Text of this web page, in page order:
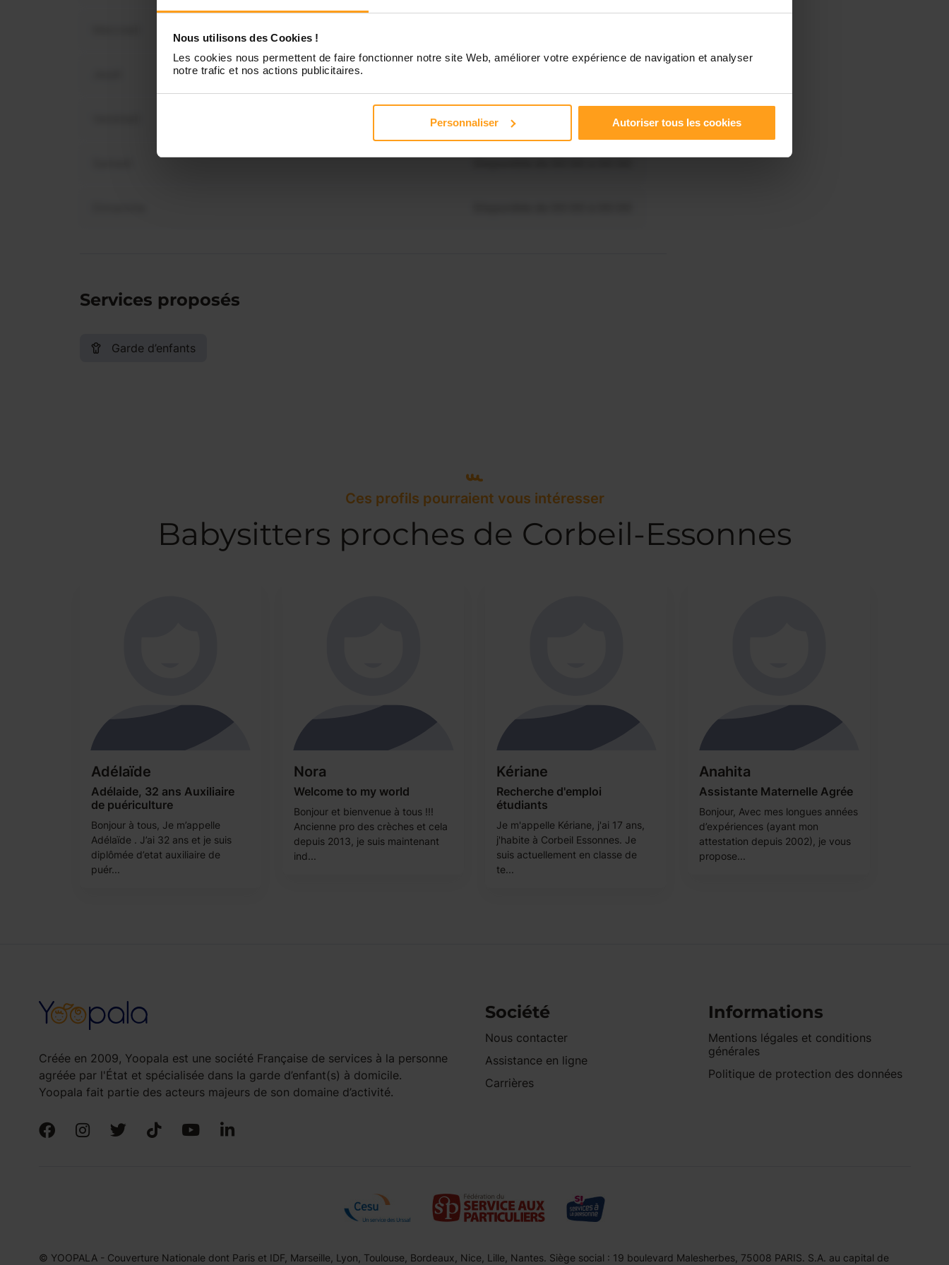
Nous utilisons des Cookies !
Les cookies nous permettent de faire fonctionner notre site Web, améliorer votre expérience de navigation et analyser
notre trafic et nos actions publicitaires.
Personnaliser Autoriser tous les cookies
Disponible de 00:00 à 00:00
Vous souhaitez connaître les
disponibilités de Coralie ?
Services proposés
Garde d’enfants
Ces profils pourraient vous intéresser
Babysitters proches de Corbeil-Essonnes
Adélaïde
Adélaide, 32 ans Auxiliaire
de puériculture
Bonjour à tous, Je m’appelle
Adélaïde . J’ai 32 ans et je suis
diplômée d’etat auxiliaire de
puér...
Nora
Welcome to my world
Bonjour et bienvenue à tous !!!
Ancienne pro des crèches et cela
depuis 2013, je suis maintenant
ind...
Kériane
Recherche d'emploi
étudiants
Je m'appelle Kériane, j'ai 17 ans,
j'habite à Corbeil Essonnes. Je
suis actuellement en classe de
te...
Anahita
Assistante Maternelle Agrée
Bonjour, Avec mes longues années
d’expériences (ayant mon
attestation depuis 2002), je vous
propose...
Créée en 2009, Yoopala est une société Française de services à la personne
agréée par l'État et spécialisée dans la garde d’enfant(s) à domicile.
Yoopala fait partie des acteurs majeurs de son domaine d’activité.
Société
Nous contacter
Assistance en ligne
Carrières
Informations
Mentions légales et conditions
générales
Politique de protection des données
© YOOPALA - Couverture Nationale dont Paris et IDF, Marseille, Lyon, Toulouse, Bordeaux, Nice, Lille, Nantes. Siège social : 19 boulevard Malesherbes, 75008 PARIS. S.A. au capital de